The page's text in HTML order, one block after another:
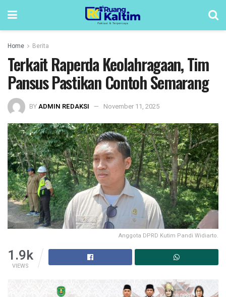
Home Berita
Terkait Raperda Keolahragaan, Tim
Pansus Pastikan Contoh Semarang
BYADMIN REDAKSI November 11, 2025
Anggota DPRD Kutim Pandi Widiarto.
1.9k
VIEWS